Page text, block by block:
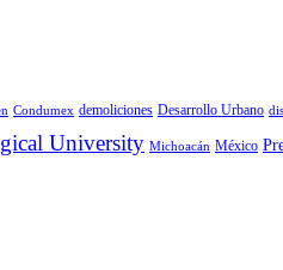
Condumex demoliciones Desarrollo Urbano
University Michoacán México